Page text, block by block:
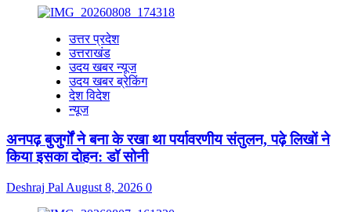
उत्तर प्रदेश
उत्तराखंड
उदय खबर न्यूज
उदय खबर ब्रेकिंग
देश विदेश
न्यूज
अनपढ़ बुजुर्गों ने बना के रखा था पर्यावरणीय संतुलन, पढ़े लिखों ने
किया इसका दोहन: डॉ सोनी
Deshraj Pal August 8, 2026 0